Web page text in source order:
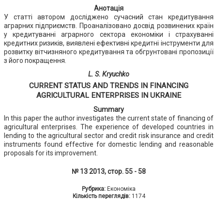
Анотація
У статті автором досліджено сучасний стан кредитування
аграрних підприємств. Проаналізовано досвід розвинених країн
у кредитуванні аграрного сектора економіки і страхуванні
кредитних ризиків, виявлені ефективні кредитні інструменти для
розвитку вітчизняного кредитування та обгрунтовані пропозиції
з його покращення.
L. S. Kryuchko
CURRENT STATUS AND TRENDS IN FINANCING
AGRICULTURAL ENTERPRISES IN UKRAINE
Summary
In this paper the author investigates the current state of financing of
agricultural enterprises. The experience of developed countries in
lending to the agricultural sector and credit risk insurance and credit
instruments found effective for domestic lending and reasonable
proposals for its improvement.
№ 13 2013, стор. 55 - 58
Рубрика: Економіка
Кількість переглядів: 1174